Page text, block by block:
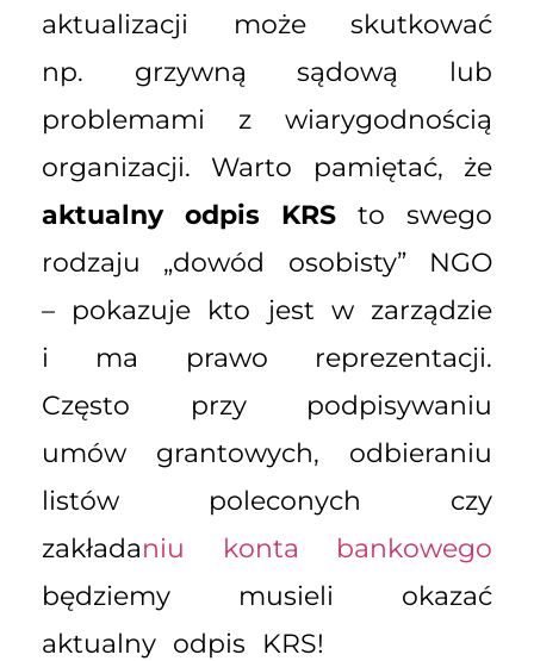
aktualizacji może skutkować
np. grzywną sądową lub
problemami z wiarygodnością
organizacji. Warto pamiętać, że
aktualny odpis KRS to swego
rodzaju „dowód osobisty” NGO
– pokazuje kto jest w zarządzie
i ma prawo reprezentacji.
Często przy podpisywaniu
umów grantowych, odbieraniu
listów poleconych czy
zakładaniu konta bankowego
będziemy musieli okazać
aktualny odpis KRS!